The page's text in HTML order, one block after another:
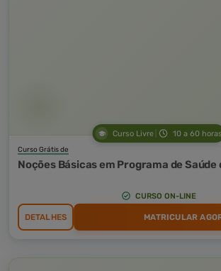
Curso Livre 10 a 60 horas
Curso Grátis de
Noções Básicas em Programa de Saúde
CURSO ON-LINE
DETALHES MATRICULAR